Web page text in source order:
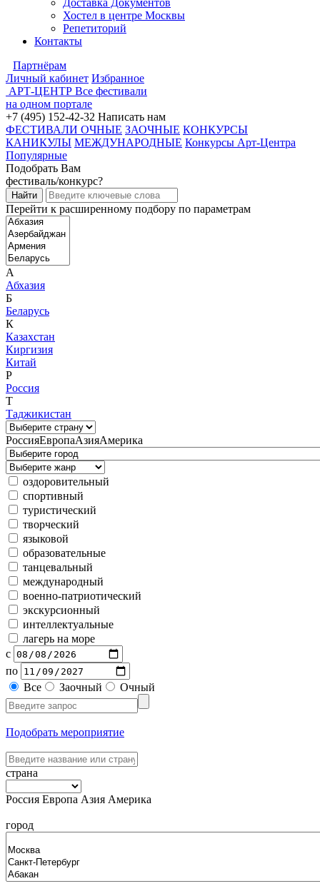
Доставка Документов
Хостел в центре Москвы
Репетиторий
Контакты
Партнёрам
Личный кабинет Избранное
АРТ-ЦЕНТР Все фестивали
на одном портале
+7 (495) 152-42-32 Написать нам
ФЕСТИВАЛИ ОЧНЫЕ ЗАОЧНЫЕ КОНКУРСЫ
КАНИКУЛЫ МЕЖДУНАРОДНЫЕ Конкурсы Арт-Центра
Популярные
Подобрать Вам
фестиваль/конкурс?
Перейти к расширенному подбору по параметрам
А
Абхазия
Б
Беларусь
К
Казахстан
Киргизия
Китай
Р
Россия
Т
Таджикистан
РоссияЕвропаАзияАмерика
оздоровительный
спортивный
туристический
творческий
языковой
образовательные
танцевальный
международный
военно-патриотический
экскурсионный
интеллектуальные
лагерь на море
с
по
Все
Заочный Очный
Подобрать мероприятие
страна
Россия Европа Азия Америка
город